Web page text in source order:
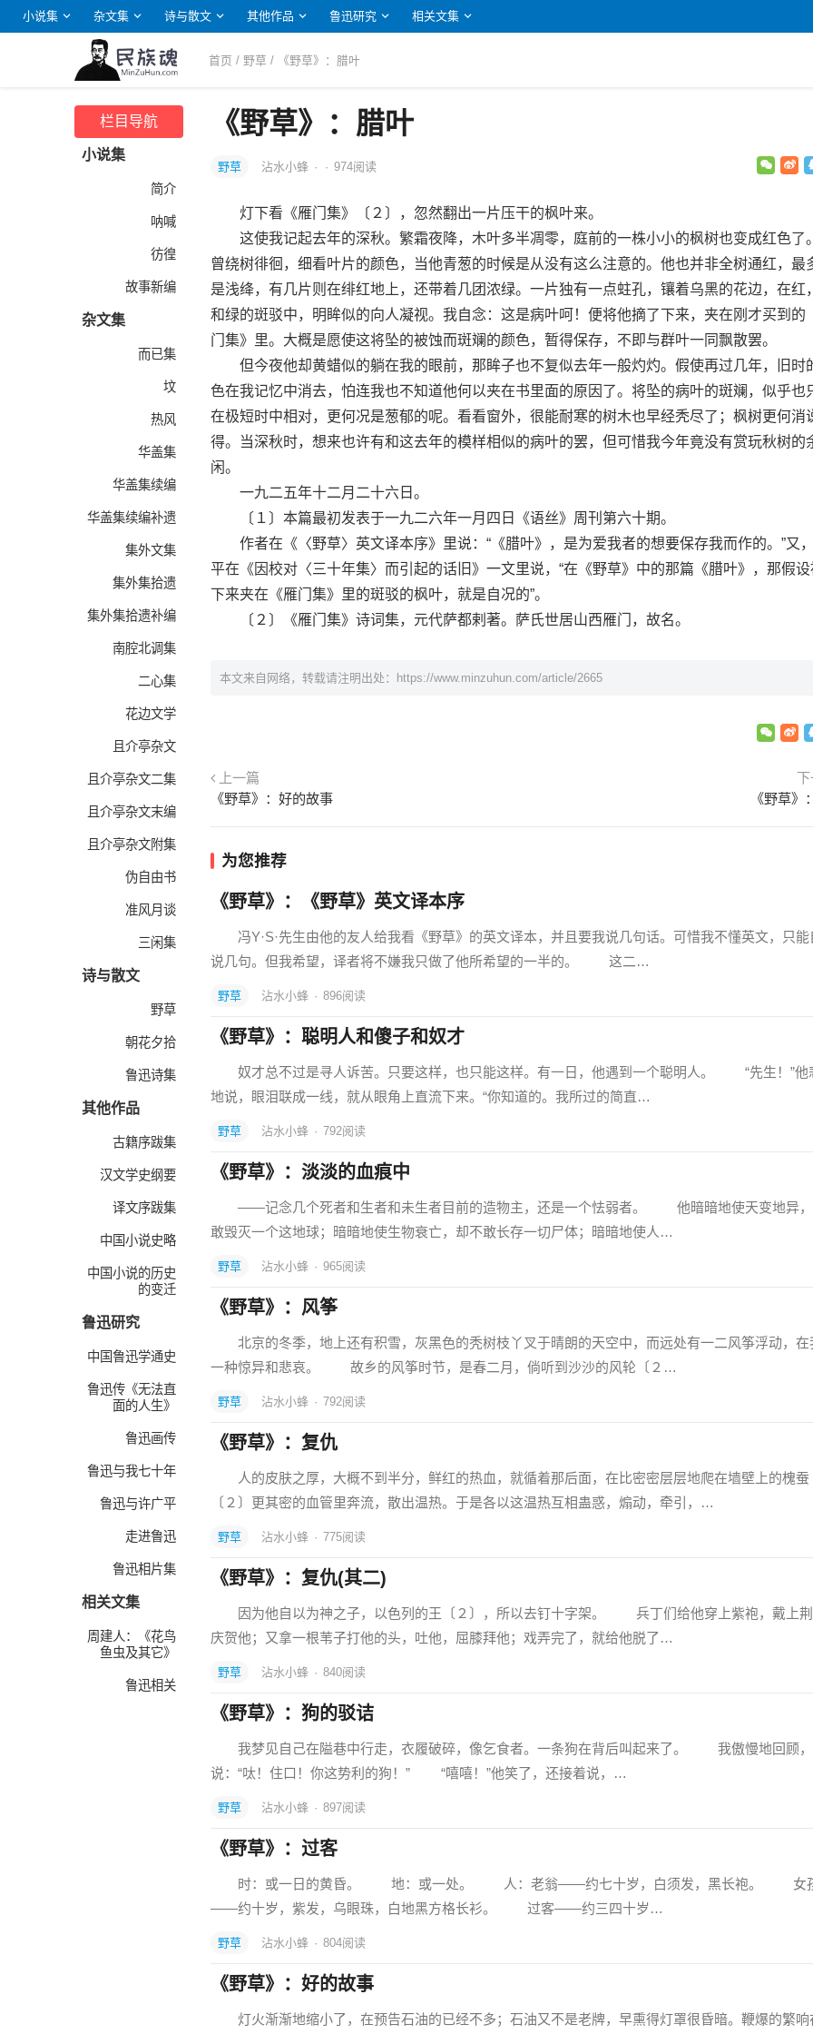
小说集 杂文集 诗与散文 其他作品 鲁迅研究 相关文集
首页 / 野草 / 《野草》：腊叶
栏目导航
小说集
简介
呐喊
彷徨
故事新编
杂文集
而已集
坟
热风
华盖集
华盖集续编
华盖集续编补遗
集外文集
集外集拾遗
集外集拾遗补编
南腔北调集
二心集
花边文学
且介亭杂文
且介亭杂文二集
且介亭杂文末编
且介亭杂文附集
伪自由书
准风月谈
三闲集
诗与散文
野草
朝花夕拾
鲁迅诗集
其他作品
古籍序跋集
汉文学史纲要
译文序跋集
中国小说史略
中国小说的历史
的变迁
鲁迅研究
中国鲁迅学通史
鲁迅传《无法直
面的人生》
鲁迅画传
鲁迅与我七十年
鲁迅与许广平
走进鲁迅
鲁迅相片集
相关文集
周建人：《花鸟
鱼虫及其它》
鲁迅相关
《野草》：腊叶
野草 沾水小蜂 · · 974阅读
灯下看《雁门集》〔２〕，忽然翻出一片压干的枫叶来。
这使我记起去年的深秋。繁霜夜降，木叶多半凋零，庭前的一株小小的枫树也变成红色了
曾绕树徘徊，细看叶片的颜色，当他青葱的时候是从没有这么注意的。他也并非全树通红，最
是浅绛，有几片则在绯红地上，还带着几团浓绿。一片独有一点蛀孔，镶着乌黑的花边，在红
和绿的斑驳中，明眸似的向人凝视。我自念：这是病叶呵！便将他摘了下来，夹在刚才买到的
门集》里。大概是愿使这将坠的被蚀而斑斓的颜色，暂得保存，不即与群叶一同飘散罢。
但今夜他却黄蜡似的躺在我的眼前，那眸子也不复似去年一般灼灼。假使再过几年，旧时
色在我记忆中消去，怕连我也不知道他何以夹在书里面的原因了。将坠的病叶的斑斓，似乎也
在极短时中相对，更何况是葱郁的呢。看看窗外，很能耐寒的树木也早经秃尽了；枫树更何消
得。当深秋时，想来也许有和这去年的模样相似的病叶的罢，但可惜我今年竟没有赏玩秋树的
闲。
一九二五年十二月二十六日。
〔１〕本篇最初发表于一九二六年一月四日《语丝》周刊第六十期。
作者在《〈野草〉英文译本序》里说：“《腊叶》，是为爱我者的想要保存我而作的。”又
平在《因校对〈三十年集〉而引起的话旧》一文里说，“在《野草》中的那篇《腊叶》，那假
下来夹在《雁门集》里的斑驳的枫叶，就是自况的”。
〔２〕《雁门集》诗词集，元代萨都剌著。萨氏世居山西雁门，故名。
本文来自网络，转载请注明出处： https://www.minzuhun.com/article/2665
上一篇
《野草》：好的故事
《野草》
为您推荐
《野草》：《野草》英文译本序
冯Y·S·先生由他的友人给我看《野草》的英文译本，并且要我说几句话。可惜我不懂英文，只能
说几句。但我希望，译者将不嫌我只做了他所希望的一半的。 这二…
野草 沾水小蜂 · 896阅读
《野草》：聪明人和傻子和奴才
奴才总不过是寻人诉苦。只要这样，也只能这样。有一日，他遇到一个聪明人。 “先生！”他
地说，眼泪联成一线，就从眼角上直流下来。“你知道的。我所过的简直…
野草 沾水小蜂 · 792阅读
《野草》：淡淡的血痕中
——记念几个死者和生者和未生者目前的造物主，还是一个怯弱者。 他暗暗地使天变地异，
敢毁灭一个这地球；暗暗地使生物衰亡，却不敢长存一切尸体；暗暗地使人…
野草 沾水小蜂 · 965阅读
《野草》：风筝
北京的冬季，地上还有积雪，灰黑色的秃树枝丫叉于晴朗的天空中，而远处有一二风筝浮动，在
一种惊异和悲哀。 故乡的风筝时节，是春二月，倘听到沙沙的风轮〔２…
野草 沾水小蜂 · 792阅读
《野草》：复仇
人的皮肤之厚，大概不到半分，鲜红的热血，就循着那后面，在比密密层层地爬在墙壁上的槐蚕
〔２〕更其密的血管里奔流，散出温热。于是各以这温热互相蛊惑，煽动，牵引，…
野草 沾水小蜂 · 775阅读
《野草》：复仇(其二)
因为他自以为神之子，以色列的王〔２〕，所以去钉十字架。 兵丁们给他穿上紫袍，戴上荆
庆贺他；又拿一根苇子打他的头，吐他，屈膝拜他；戏弄完了，就给他脱了…
野草 沾水小蜂 · 840阅读
《野草》：狗的驳诘
我梦见自己在隘巷中行走，衣履破碎，像乞食者。一条狗在背后叫起来了。 我傲慢地回顾，
说：“呔！住口！你这势利的狗！” “嘻嘻！”他笑了，还接着说，…
野草 沾水小蜂 · 897阅读
《野草》：过客
时：或一日的黄昏。 地：或一处。 人：老翁——约七十岁，白须发，黑长袍。 女
——约十岁，紫发，乌眼珠，白地黑方格长衫。 过客——约三四十岁…
野草 沾水小蜂 · 804阅读
《野草》：好的故事
灯火渐渐地缩小了，在预告石油的已经不多；石油又不是老牌，早熏得灯罩很昏暗。鞭爆的繁响